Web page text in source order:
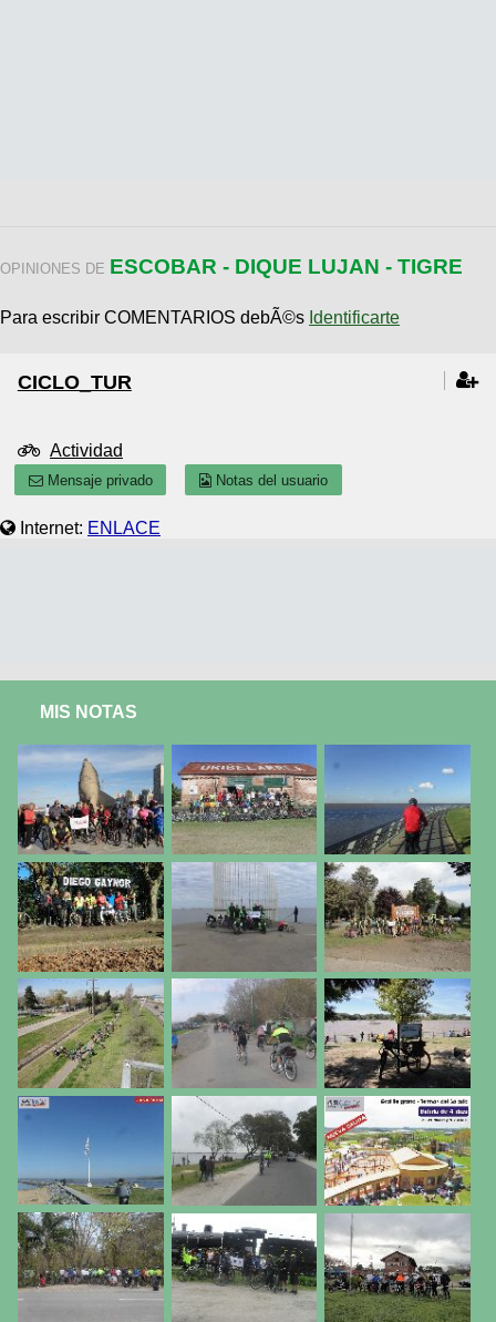
OPINIONES DE ESCOBAR - DIQUE LUJAN - TIGRE
Para escribir COMENTARIOS debÃ©s Identificarte
CICLO_TUR
Actividad
Mensaje privado Notas del usuario
Internet: ENLACE
MIS NOTAS